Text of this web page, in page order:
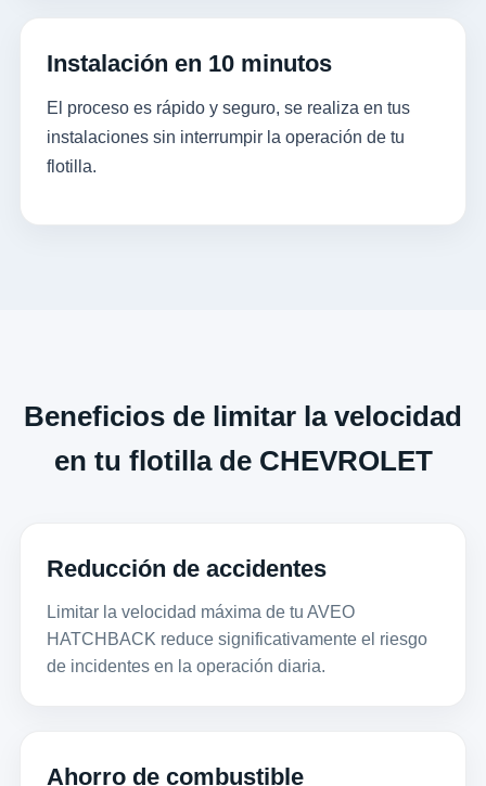
Instalación en 10 minutos
El proceso es rápido y seguro, se realiza en tus
instalaciones sin interrumpir la operación de tu
flotilla.
Beneficios de limitar la velocidad
en tu flotilla de CHEVROLET
Reducción de accidentes
Limitar la velocidad máxima de tu AVEO
HATCHBACK reduce significativamente el riesgo
de incidentes en la operación diaria.
Ahorro de combustible